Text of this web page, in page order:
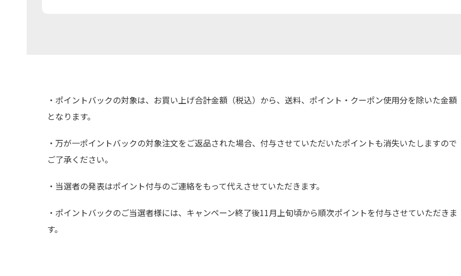
・ポイントバックの対象は、お買い上げ合計金額（税込）から、 送料、ポイント・クーポン使用分を除いた金額
となります。
・万が一ポイントバックの対象注文をご返品された場合、 付与させていただいたポイントも消失いたしますので
ご了承ください。
・当選者の発表はポイント付与のご連絡をもって代えさせていただきます。
・ポイントバックのご当選者様には、キャンペーン終了後11月上旬頃から順次ポイントを付与させていただきま
す。